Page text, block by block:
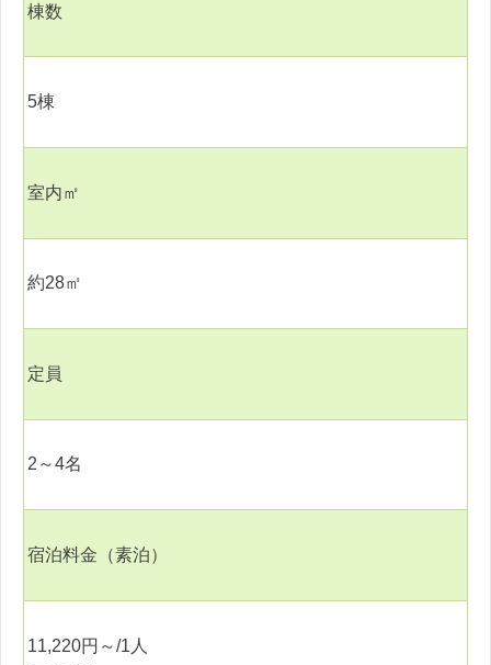
棟数
5棟
室内㎡
約28㎡
定員
2 ～4名
宿泊料金（素泊）
11,220円～/1 人